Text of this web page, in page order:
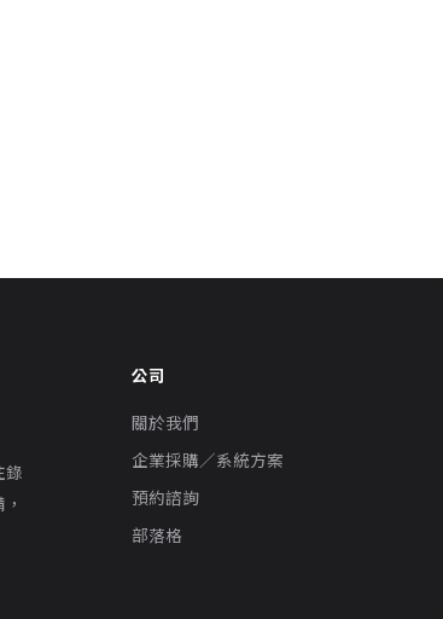
錄
公司
關於我們
企業採購／系統方案
預約諮詢
部落格